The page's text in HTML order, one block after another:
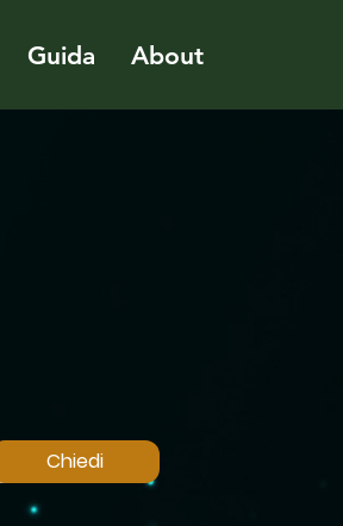
Guida About
Chiedi